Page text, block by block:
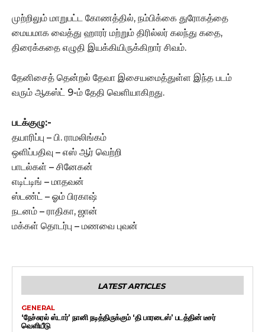
முற்றிலும் மாறுபட்ட கோணத்தில், நம்பிக்கை துரோகத்தை
மையமாக வைத்து ஹாரர் மற்றும் திரில்லர் கலந்து கதை,
திரைக்கதை எழுதி இயக்கியிருக்கிறார் சிவம்.
தேனிசைத் தென்றல் தேவா இசையமைத்துள்ள இந்த படம்
வரும் ஆகஸ்ட் 9-ம் தேதி வெளியாகிறது.
படக்குழு:-
தயாரிப்பு – பி. ராமலிங்கம்
ஒளிப்பதிவு – எஸ் ஆர் வெற்றி
பாடல்கள் – சினேகன்
எடிட்டிங் – மாதவன்
ஸ்டண்ட் – ஓம் பிரகாஷ்
நடனம் – ராதிகா, ஜான்
மக்கள் தொடர்பு – மணவை புவன்
LATEST ARTICLES
GENERAL
‘நேச்சுரல் ஸ்டார்’ நானி நடித்திருக்கும் ‘தி பாரடைஸ்’ படத்தின் டீசர்
வெளியீடு